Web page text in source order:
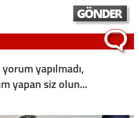
yapılmadı,
yapan siz olun...